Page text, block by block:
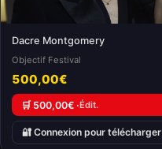
Dacre Montgomery
Objectif Festival
500,00€
🛒 500,00€ ·Édit.
🔐 Connexion pour télécharger